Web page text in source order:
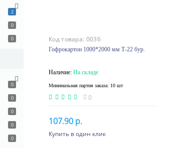
2
0
0
0
0
0
0
0
Код товара: 0036
Гофрокартон 1000*2000 мм Т-22 бур.
Наличие: На складе
Минимальная партия заказа: 10 шт
0
107.90 р.
200 шт. или более 89.91 p.
В корзину
Купить в один клик